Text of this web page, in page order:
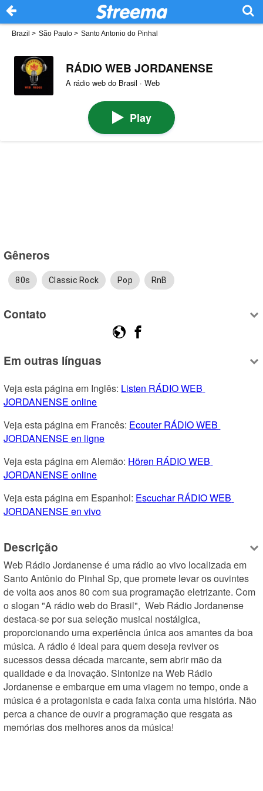
Brazil > São Paulo > Santo Antonio do Pinhal
RÁDIO WEB JORDANENSE
A rádio web do Brasil · Web
Play
Gêneros
80s Classic Rock Pop RnB
Contato
Em outras línguas
Veja esta página em Inglês: Listen RÁDIO WEB
JORDANENSE online
Veja esta página em Francês: Ecouter RÁDIO WEB
JORDANENSE en ligne
Veja esta página em Alemão: Hören RÁDIO WEB
JORDANENSE online
Veja esta página em Espanhol: Escuchar RÁDIO WEB
JORDANENSE en vivo
Descrição
Web Rádio Jordanense é uma rádio ao vivo localizada em
Santo Antônio do Pinhal Sp, que promete levar os ouvintes
de volta aos anos 80 com sua programação eletrizante. Com
o slogan "A rádio web do Brasil",  Web Rádio Jordanense
destaca-se por sua seleção musical nostálgica,
proporcionando uma experiência única aos amantes da boa
música. A rádio é ideal para quem deseja reviver os
sucessos dessa década marcante, sem abrir mão da
qualidade e da inovação. Sintonize na Web Rádio
Jordanense e embarque em uma viagem no tempo, onde a
música é a protagonista e cada faixa conta uma história. Não
perca a chance de ouvir a programação que resgata as
memórias dos melhores anos da música!